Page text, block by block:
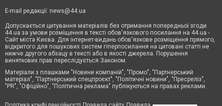
E-mail редакції: news@44.ua
Допускається цитування матеріалів без отримання попередньої згоди
44.ua за умови розміщення в тексті обов'язкового посилання на 44.ua -
Сайт міста Києва. Для інтернет-видань обов'язкове розміщення прямого,
відкритого для пошукових систем гіперпосилання на цитовані статті не
нижче другого абзацу в тексті або в якості джерела. Порушення
виняткових прав переслідується Законом.
Матеріали з плашками "Новини компаній", "Промо", "Партнерський
матеріал", "Партнерський спецпроєкт", "Політичні новини", "Пресреліз",
"PR", "Офіційно", "Політична реклама" публікуються на правах реклами.